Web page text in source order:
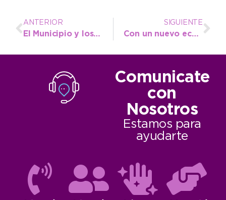
ANTERIOR
El Municipio y los clubes de la Liga Necochea dan un paso clave en la regularización y mejora de los estadios
SIGUIENTE
Con un nuevo ecógrafo y demás donaciones de la Cooperadora se fortalece la Guardia del Hospital Municipal
Comunicate
con
Nosotros
Estamos para
ayudarte